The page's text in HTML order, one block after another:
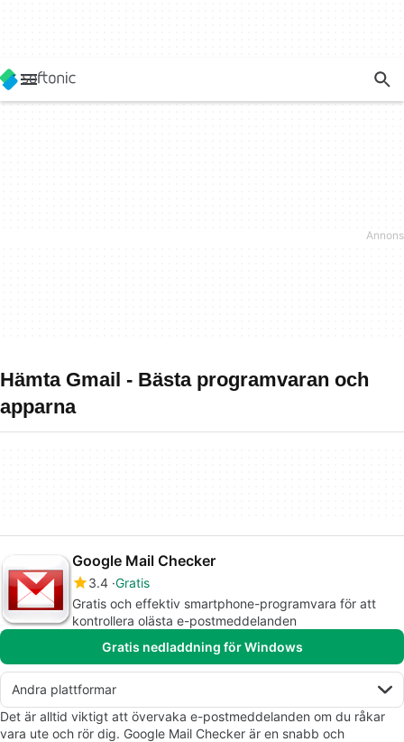
Hämta Gmail - Bästa programvaran och
apparna
Google Mail Checker
3.4 Gratis
Gratis och effektiv smartphone-programvara för att
kontrollera olästa e-postmeddelanden
Gratis nedladdning för Windows
Andra plattformar
Det är alltid viktigt att övervaka e-postmeddelanden om du råkar
vara ute och rör dig. Google Mail Checker är en snabb och